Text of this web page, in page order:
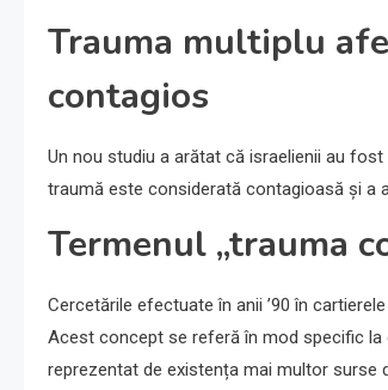
Trauma multiplu
contagios
Un nou studiu a arătat că israelienii au
traumă este considerată contagioasă și a
Termenul „trauma
Cercetările efectuate în anii ’90 în
Acest concept se referă în mod specific
reprezentat de existența mai multor